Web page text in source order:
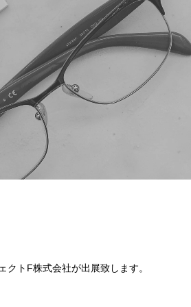
トF株式会社が出展致します。